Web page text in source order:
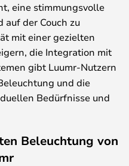
eine stimmungsvolle
der Couch zu
mit einer gezielten
die Integration mit
gibt Luumr-Nutzern
und die
Bedürfnisse und
Beleuchtung von